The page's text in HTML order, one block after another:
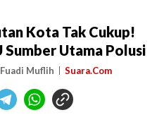
Kota Tak Cukup!
Sumber Utama Polusi
Muflih Suara.Com